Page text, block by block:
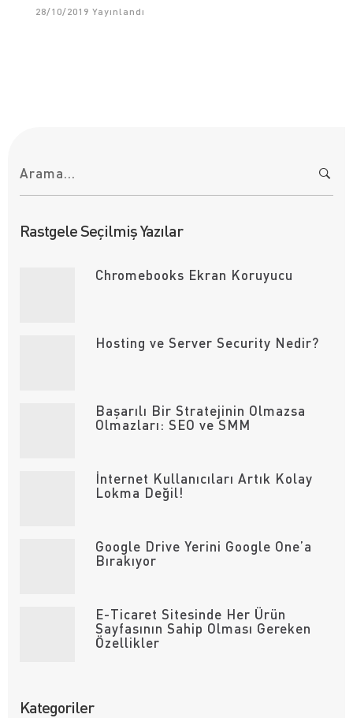
28/10/2019 Yayınlandı
r
m
:Rastgele Seçilmiş Yazılar
Chromebooks Ekran Koruyucu
Hosting ve Server Security Nedir?
Başarılı Bir Stratejinin Olmazsa
Olmazları: SEO ve SMM
İnternet Kullanıcıları Artık Kolay
Lokma Değil!
Google Drive Yerini Google One’a
Bırakıyor
E-Ticaret Sitesinde Her Ürün
Sayfasının Sahip Olması Gereken
Özellikler
Kategoriler